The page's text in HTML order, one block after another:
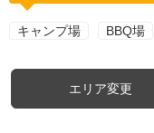
キャンプ場 BBQ場
エリア変更